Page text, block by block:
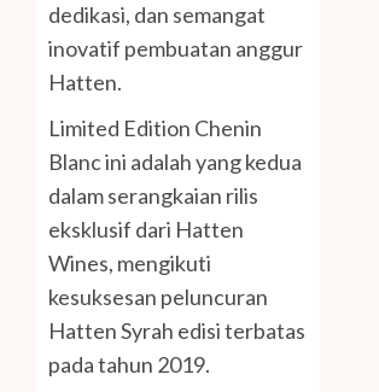
dedikasi, dan semangat
inovatif pembuatan anggur
Hatten.
Limited Edition Chenin
Blanc ini adalah yang kedua
dalam serangkaian rilis
eksklusif dari Hatten
Wines, mengikuti
kesuksesan peluncuran
Hatten Syrah edisi terbatas
pada tahun 2019.